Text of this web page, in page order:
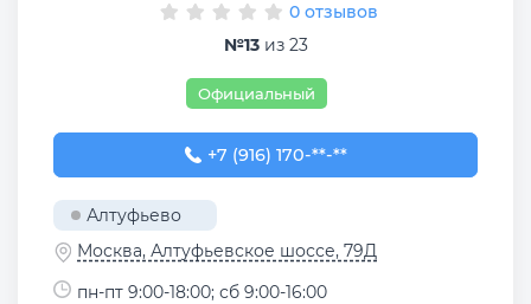
0 отзывов
№13из 23
Официальный
+7 (916) 170-00-09
+7 (916) 170-**-**
Алтуфьево
Москва, Алтуфьевское шоссе, 79Д
пн-пт 9:00-18:00; сб 9:00-16:00